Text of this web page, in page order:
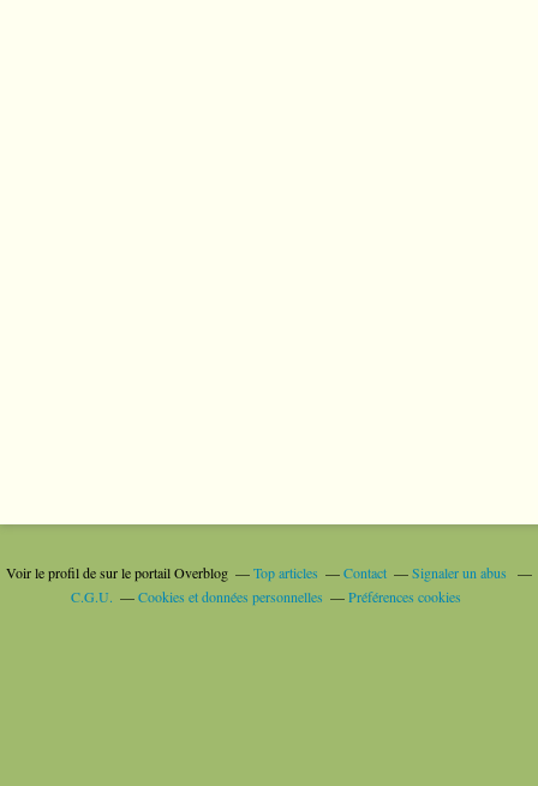
Voir le profil desur le portail Overblog Top articles Contact
Signaler un abus
C.G.U.
Cookies et données personnelles Préférences cookies